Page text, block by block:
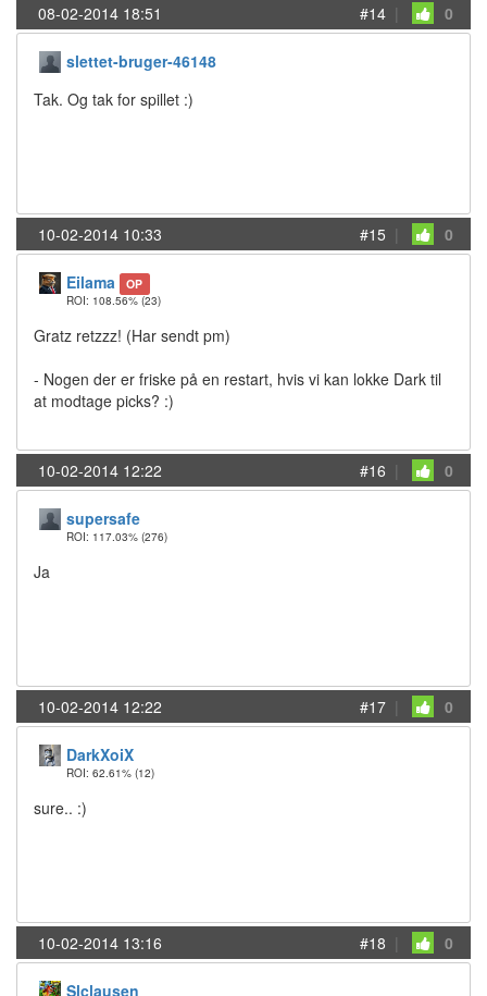
08-02-2014 18:51 #14 | 0
slettet-bruger-46148
Tak. Og tak for spillet :)
10-02-2014 10:33 #15 | 0
Eilama OP
ROI: 108.56%(23)
Gratz retzzz! (Har sendt pm)
- Nogen der er friske på en restart, hvis vi kan lokke Dark til
at modtage picks? :)
10-02-2014 12:22 #16 | 0
supersafe
ROI: 117.03% (276)
Ja
10-02-2014 12:22 #17 | 0
DarkXoiX
ROI: 62.61% (12)
sure.. :)
10-02-2014 13:16 #18 | 0
Slclausen